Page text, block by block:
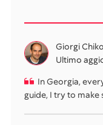
Giorgi
Ultimo
In Georgia,
guide, I try to